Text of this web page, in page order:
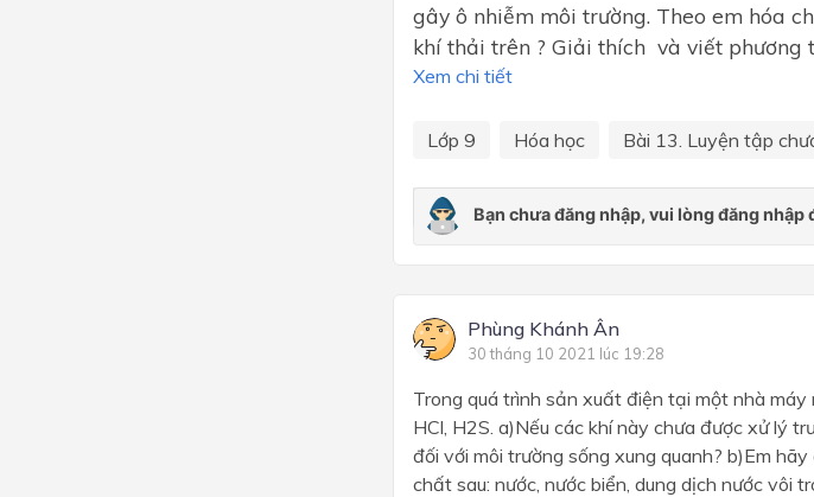
gây ô nhiễm môi trường. Theo em hóa
khí thải trên ? Giải thích và viết phương
Xem chi tiết
Lớp 9 Hóa học Bài 13. Luyện tập
Phùng Khánh Ân
30 tháng 10 2021 lúc 19:28
Trong quá trình sản xuất điện tại một nhà máy
HCl, H2S. a)Nếu các khí này chưa được xử lý
đối với môi trường sống xung quanh? b)Em
chất sau: nước, nước biển, dung dịch nước vôi